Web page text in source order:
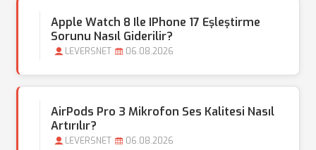
Apple Watch 8 Ile IPhone 17 Eşleştirme
Sorunu Nasıl Giderilir?
LEVERSNET 06.08.2026
AirPods Pro 3 Mikrofon Ses Kalitesi Nasıl
Artırılır?
LEVERSNET 06.08.2026